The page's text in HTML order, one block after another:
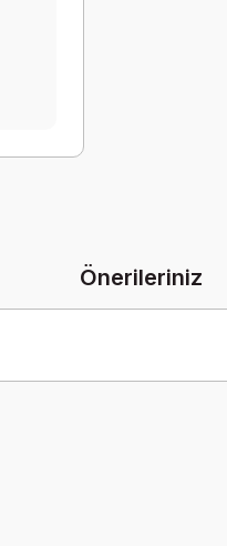
Önerileriniz